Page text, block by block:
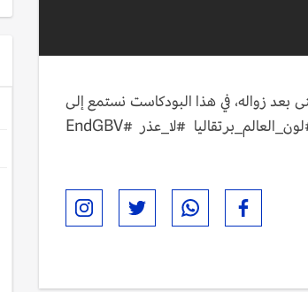
بعد زواله، في هذا البودكاست نستمع إلى
قصة إحدى الناجيات منه. #لا_تقبليش #لا_للعنف_ضد_المرأة #كلنا_معكِ #لون_العالم_برتقاليا #لا_عذر #EndGBV